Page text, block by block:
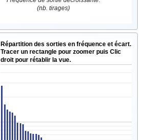
(nb. tirages)
Répartition des sorties en fréquence et écart.
Tracer un rectangle pour zoomer puis Clic
droit pour rétablir la vue.